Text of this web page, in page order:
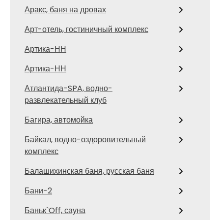
Аракс, баня на дровах
Арт-отель, гостиничный комплекс
Артика-НН
Артика-НН
Атлантида-SPA, водно-
развлекательный клуб
Багира, автомойка
Байкал, водно-оздоровительный
комплекс
Балашихинская баня, русская баня
Бани-2
Баньк`Off, сауна